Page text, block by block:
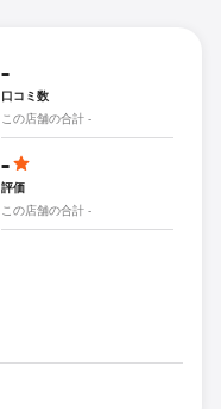
-
口コミ数
この店舗の合計 -
-
評価
この店舗の合計 -